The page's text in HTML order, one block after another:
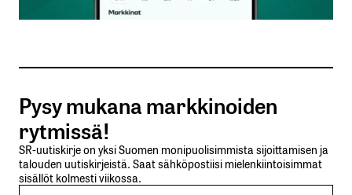
Sähköpostiosoitteesi
Tilaa SalkunRakentajan uutiskirje
Lähetä kommentti
Pysy mukana markkinoiden
rytmissä!
SR-uutiskirje on yksi Suomen monipuolisimmista sijoittamisen ja
talouden uutiskirjeistä. Saat sähköpostiisi mielenkiintoisimmat
sisällöt kolmesti viikossa.